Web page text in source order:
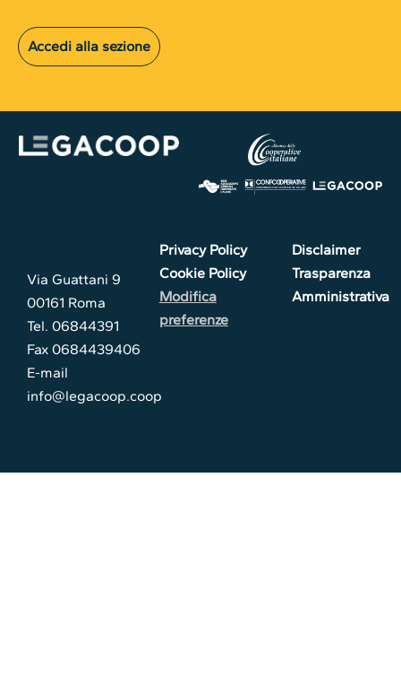
Accedi alla sezione
Via Guattani 9
00161 Roma
Tel. 06844391
Fax 0684439406
E-mail
info@legacoop.coop
Privacy Policy
Cookie Policy
Modifica
preferenze
Disclaimer
Trasparenza
Amministrativa